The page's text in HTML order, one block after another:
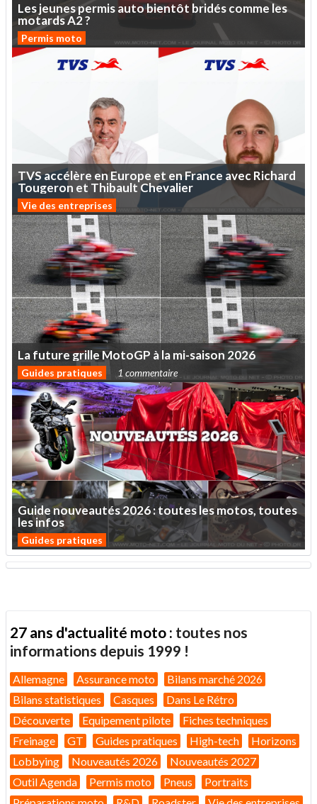
Lesjeunespermisautobientôt bridéscommeles
motardsA2?
Permis moto
TVSaccélère enEurope et enFrance avecRichard
Tougeron et Thibault Chevalier
Vie des entreprises
Lafuturegrille MotoGP àlami-saison 2026
Guides pratiques 1 commentaire
Guidenouveautés2026:touteslesmotos,toutes
lesinfos
Guides pratiques
27 ans d'actualité moto : toutes nos
informations depuis 1999 !
Allemagne Assurance moto
Bilans marché 2026
Bilans statistiques
Casques
Dans Le Rétro
Découverte
Equipement pilote
Fiches techniques
Freinage
GT Guides pratiques High-tech
Horizons
Lobbying
Nouveautés 2026
Nouveautés 2027
Outil Agenda
Permis moto Pneus
Portraits